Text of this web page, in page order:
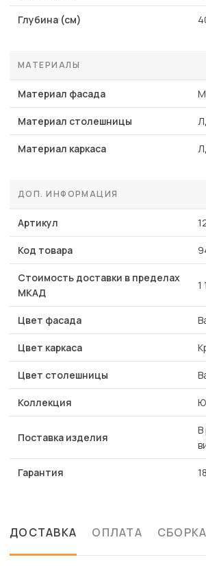
Глубина (см)
МАТЕРИАЛЫ
Материал фасада
Материал столешницы
Материал каркаса
ДОП. ИНФОРМАЦИЯ
Артикул
Код товара
Стоимость доставки в пределах
МКАД
1
Цвет фасада
Цвет каркаса
Цвет столешницы
Коллекция
Поставка изделия
В
Гарантия 18
ДОСТАВКА ОПЛАТА СБОРКА